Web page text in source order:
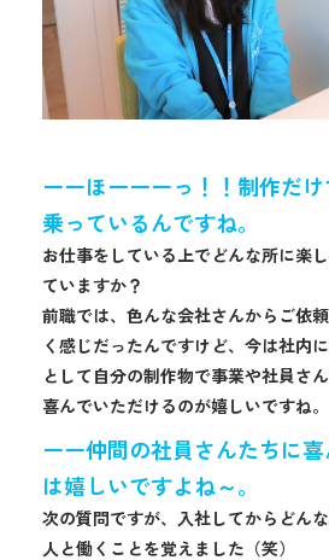
ーーほーーーっ！！制作だ
乗っているんですね。
お仕事をしている上でどんな所に楽
ていますか？
前職では、色んな会社さんからご依
く感じだったんですけど、今は社内
として自分の制作物で事業や社員さ
喜んでいただけるのが嬉しいですね。
ーー仲間の社員さんたちに
は嬉しいですよね～。
次の質問ですが、入社してからどん
人と働くことを覚えました（笑）